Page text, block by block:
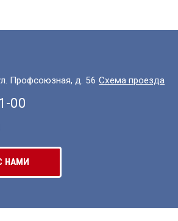
Профсоюзная, д. 56 Схема проезда
00
НАМИ